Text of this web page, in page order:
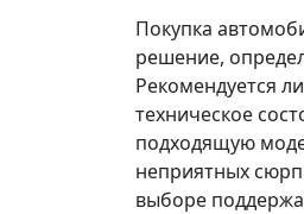
Покупка
решение,
Рекомендуется
техническое
подходящую
неприятных
выборе